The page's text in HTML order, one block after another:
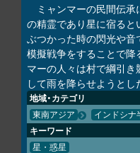
ミャンマーの民間伝承
の精霊であり星に宿ると
ぶつかった時の閃光や音
模擬戦争をすることで降
マーの人々は村で綱引き
して雨を降らせようとし
地域・カテゴリ
東南アジア インドシナ
キーワード
星・惑星